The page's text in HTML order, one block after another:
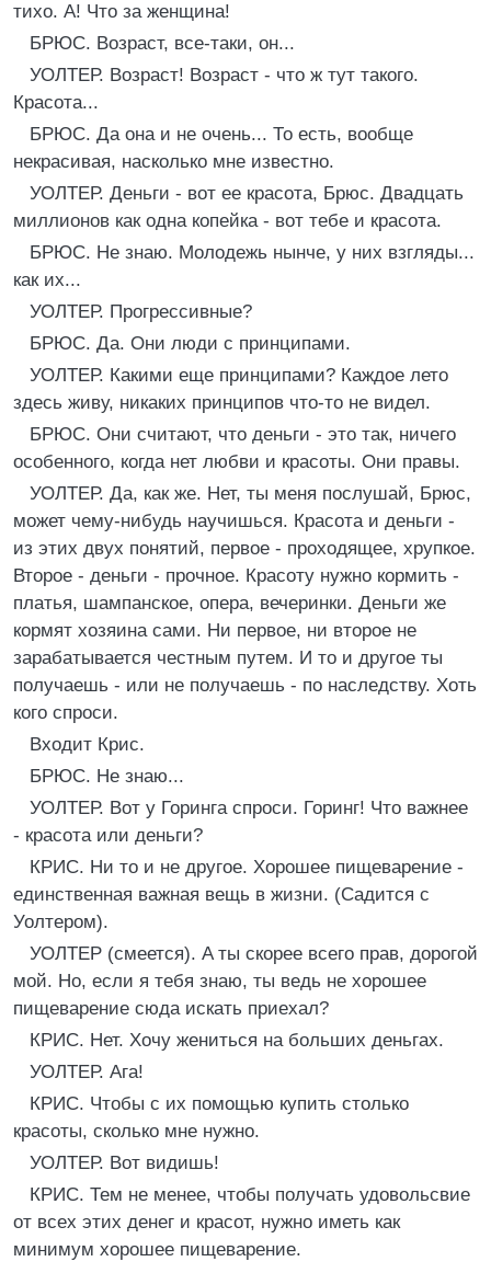
тихо. A! Что за женщина!
БРЮС. Возраст, все-таки, он...
УОЛТЕР. Возраст! Возраст - что ж тут такого.
Красота...
БРЮС. Да она и не очень... То есть, вообще
некрасивая, насколько мне известно.
УОЛТЕР. Деньги - вот ее красота, Брюс. Двадцать
миллионов как одна копейка - вот тебе и красота.
БРЮС. Не знаю. Молодежь нынче, у них взгляды...
как их...
УОЛТЕР. Прогрессивные?
БРЮС. Да. Они люди с принципами.
УОЛТЕР. Какими еще принципами? Каждое лето
здесь живу, никаких принципов что-то не видел.
БРЮС. Они считают, что деньги - это так, ничего
особенного, когда нет любви и красоты. Они правы.
УОЛТЕР. Да, как же. Нет, ты меня послушай, Брюс,
может чему-нибудь научишься. Красота и деньги -
из этих двух понятий, первое - проходящее, хрупкое.
Второе - деньги - прочное. Красоту нужно кормить -
платья, шампанское, опера, вечеринки. Деньги же
кормят хозяина сами. Ни первое, ни второе не
зарабатывается честным путем. И то и другое ты
получаешь - или не получаешь - по наследству. Хоть
кого спроси.
Входит Крис.
БРЮС. Не знаю...
УОЛТЕР. Вот у Горинга спроси. Горинг! Что важнее
- красота или деньги?
КРИС. Ни то и не другое. Хорошее пищеварение -
единственная важная вещь в жизни. (Садится с
Уолтером).
УОЛТЕР (смеется). A ты скорее всего прав, дорогой
мой. Но, если я тебя знаю, ты ведь не хорошее
пищеварение сюда искать приехал?
КРИС. Нет. Хочу жениться на больших деньгах.
УОЛТЕР. Ага!
КРИС. Чтобы с их помощью купить столько
красоты, сколько мне нужно.
УОЛТЕР. Вот видишь!
КРИС. Тем не менее, чтобы получать удовольсвие
от всех этих денег и красот, нужно иметь как
минимум хорошее пищеварение.